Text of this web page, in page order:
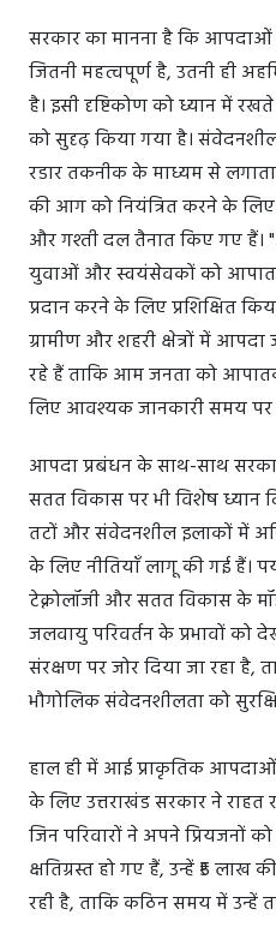
सरकार का मानना है कि
जितनी महत्वपूर्ण है, उतनी ही
है। इसी दृष्टिकोण को ध्यान में
को सुदृढ़ किया गया है। संवेदनशील
रडार तकनीक के माध्यम से
की आग को नियंत्रित करने के
और गश्ती दल तैनात किए गए हैं।
युवाओं और स्वयंसेवकों को आपात
प्रदान करने के लिए प्रशिक्षित
ग्रामीण और शहरी क्षेत्रों में
रहे हैं ताकि आम जनता को
लिए आवश्यक जानकारी समय
आपदा प्रबंधन के साथ-साथ
सतत विकास पर भी विशेष ध्यान
तटों और संवेदनशील इलाकों में
के लिए नीतियाँ लागू की गई हैं।
टेक्नोलॉजी और सतत विकास के
जलवायु परिवर्तन के प्रभावों को
संरक्षण पर जोर दिया जा रहा है,
भौगोलिक संवेदनशीलता को
हाल ही में आई प्राकृतिक आपदाओं
के लिए उत्तराखंड सरकार ने राहत
जिन परिवारों ने अपने प्रियजनों
क्षतिग्रस्त हो गए हैं, उन्हें ₹5 लाख
रही है, ताकि कठिन समय में उन्हें